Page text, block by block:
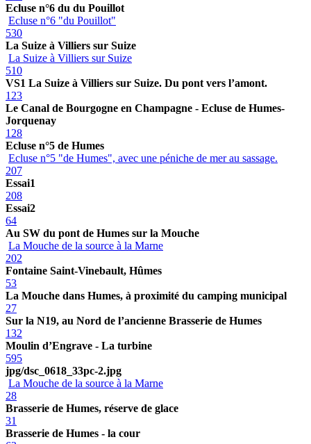
Ecluse n°6 du du Pouillot
Ecluse n°6 "du Pouillot"
530
La Suize à Villiers sur Suize
La Suize à Villiers sur Suize
510
VS1 La Suize à Villiers sur Suize. Du pont vers l’amont.
123
Le Canal de Bourgogne en Champagne - Ecluse de Humes-
Jorquenay
128
Ecluse n°5 de Humes
Ecluse n°5 "de Humes", avec une péniche de mer au sassage.
207
Essai1
208
Essai2
64
Au SW du pont de Humes sur la Mouche
La Mouche de la source à la Marne
202
Fontaine Saint-Vinebault, Hûmes
53
La Mouche dans Humes, à proximité du camping municipal
27
Sur la N19, au Nord de l’ancienne Brasserie de Humes
132
Moulin d’Engrave - La turbine
595
jpg/dsc_0618_33pc-2.jpg
La Mouche de la source à la Marne
28
Brasserie de Humes, réserve de glace
31
Brasserie de Humes - la cour